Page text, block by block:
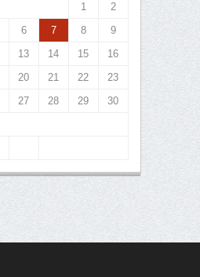
1
2
6 7 8
9
13 14 15
16
20 21 22
23
27 28 29
30